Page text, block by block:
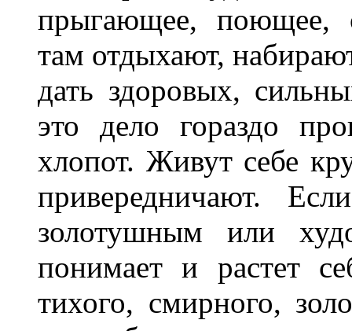
прыгающее, поющее,
там отдыхают,
дать здоровых,
это дело гораздо
хлопот. Живут себе
привередничают.
золотушным или
понимает и растет
тихого, смирного,